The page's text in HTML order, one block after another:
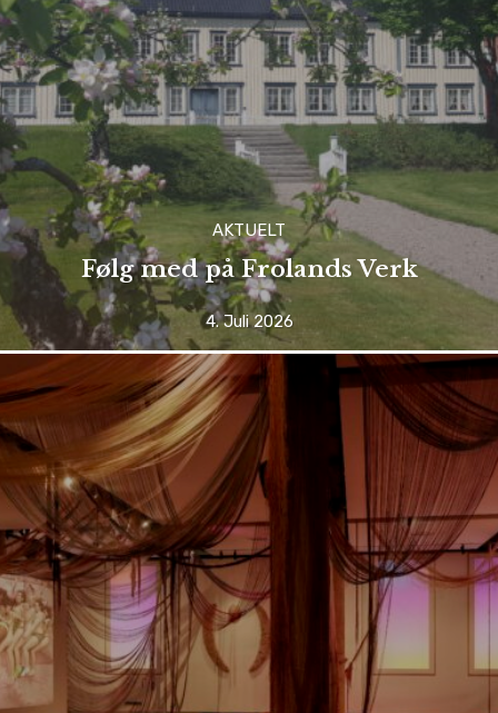
AKTUELT
Følg med på Frolands Verk
4. Juli 2026